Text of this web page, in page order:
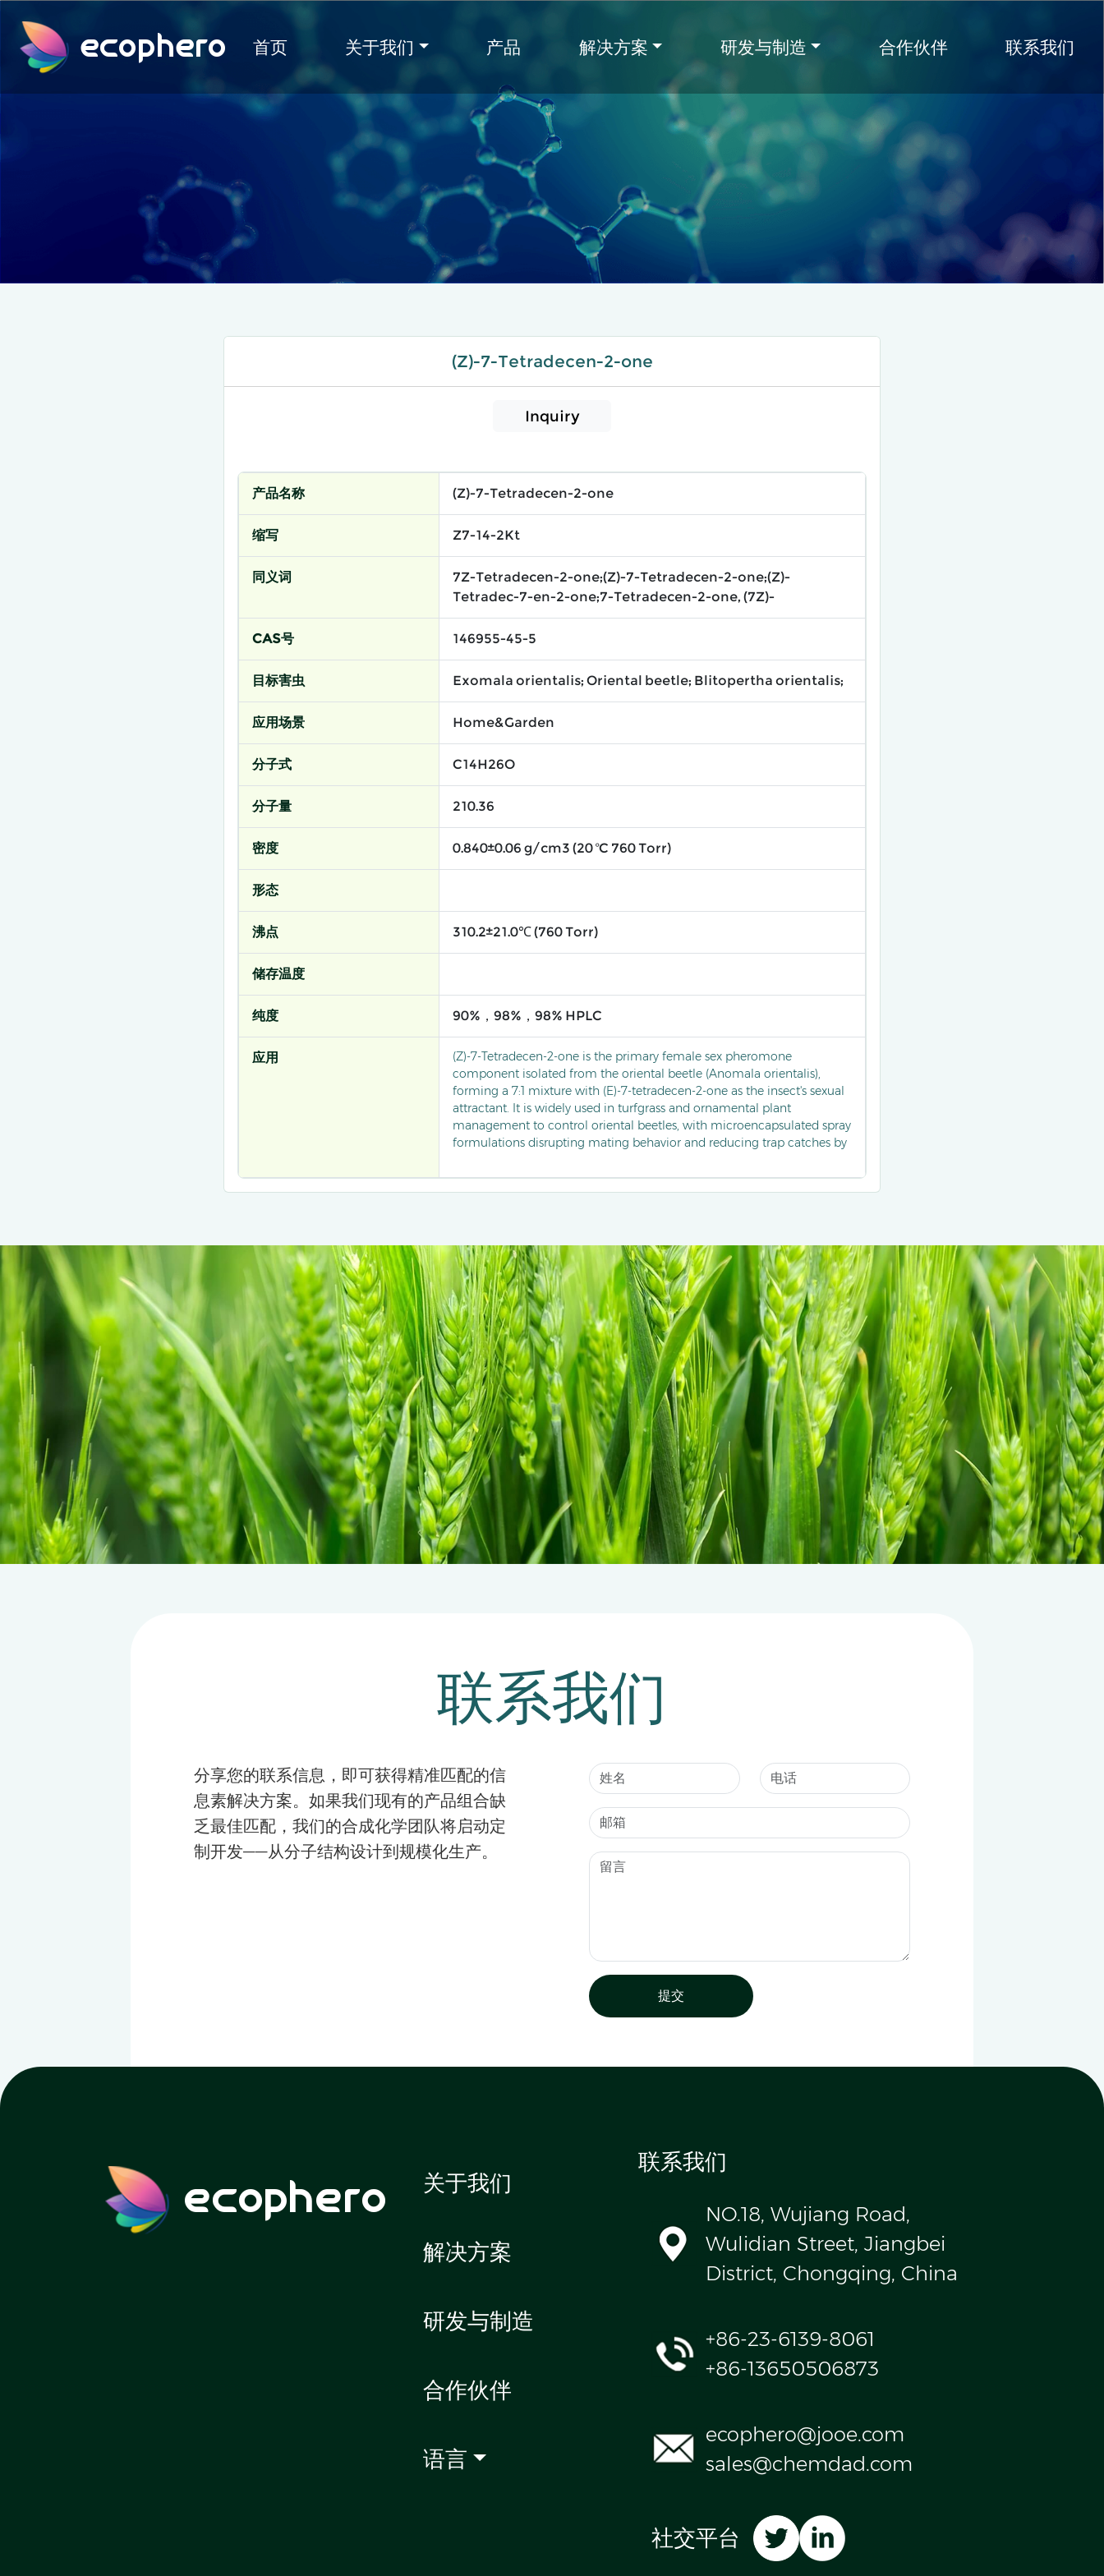
ecophero 首页 关于我们 产品 解决方案 研发与制造 合作伙伴 联系我们
(Z)-7-Tetradecen-2-one
Inquiry
产品名称 (Z)-7-Tetradecen-2-one
缩写 Z7-14-2Kt
同义词
7Z-Tetradecen-2-one;(Z)-7-Tetradecen-2-one;(Z)-
Tetradec-7-en-2-one;7-Tetradecen-2-one, (7Z)-
CAS号 146955-45-5
目标害虫 Exomala orientalis; Oriental beetle; Blitopertha orientalis;
应用场景 Home&Garden
分子式 C14H26O
分子量 210.36
密度 0.840±0.06 g/cm3 (20 ºC 760 Torr)
形态
沸点 310.2±21.0℃ (760 Torr)
储存温度
纯度 90%，98%，98% HPLC
应用
(Z)-7-Tetradecen-2-one is the primary female sex pheromone
component isolated from the oriental beetle (Anomala orientalis),
forming a 7:1 mixture with (E)-7-tetradecen-2-one as the insect's sexual
attractant. It is widely used in turfgrass and ornamental plant
management to control oriental beetles, with microencapsulated spray
formulations disrupting mating behavior and reducing trap catches by
联系我们
分享您的联系信息，即可获得精准匹配的信
息素解决方案。如果我们现有的产品组合缺
乏最佳匹配，我们的合成化学团队将启动定
制开发——从分子结构设计到规模化生产。
提交
ecophero 关于我们
解决方案
研发与制造
合作伙伴
语言
联系我们
NO.18, Wujiang Road,
Wulidian Street, Jiangbei
District, Chongqing, China
+86-23-6139-8061
+86-13650506873
ecophero@jooe.com
sales@chemdad.com
社交平台